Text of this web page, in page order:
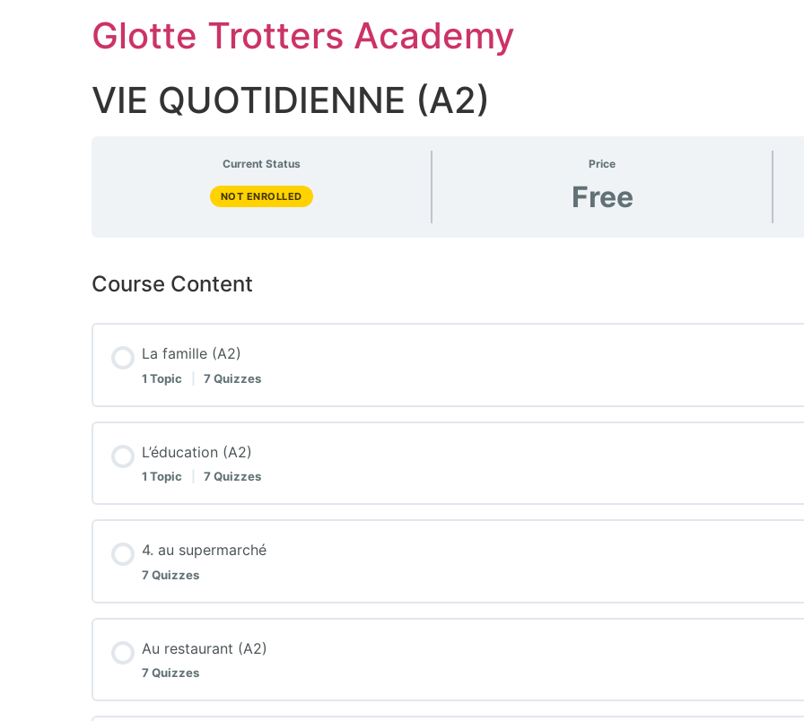
Glotte Trotters Academy
VIE QUOTIDIENNE (A2)
Current Status
NOT ENROLLED
Price
Free
Course Content
La famille (A2)
1 Topic 7 Quizzes
L’éducation (A2)
1 Topic 7 Quizzes
4. au supermarché
7 Quizzes
Au restaurant (A2)
7 Quizzes